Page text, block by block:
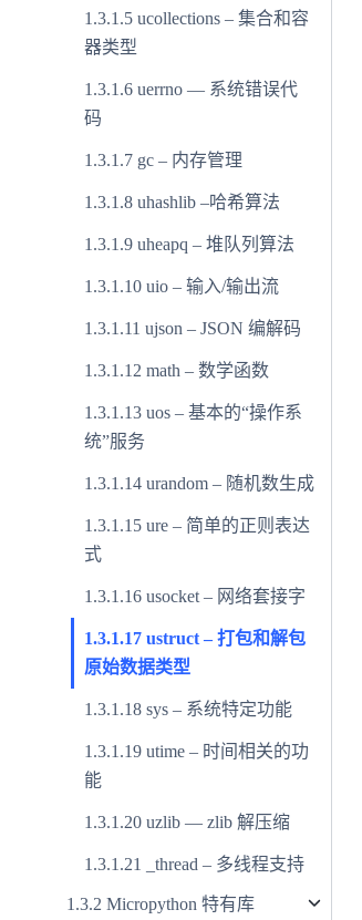
ucollections – 集合和容
器类型
uerrno — 系统错误代
码
gc – 内存管理
uhashlib –哈希算法
uheapq – 堆队列算法
uio – 输入/输出流
ujson – JSON 编解码
math – 数学函数
uos – 基本的“操作系
统”服务
urandom – 随机数生成
ure – 简单的正则表达
式
usocket – 网络套接字
ustruct – 打包和解包
原始数据类型
sys – 系统特定功能
utime – 时间相关的功
能
uzlib — zlib 解压缩
_thread – 多线程支持
Micropython 特有库